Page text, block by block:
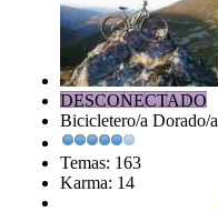
DESCONECTADO
Bicicletero/a Dorado/a
Temas: 163
Karma: 14